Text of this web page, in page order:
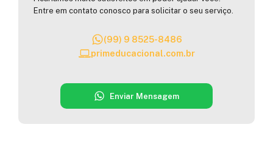
Entre em contato conosco para solicitar o seu serviço.
(99) 9 8525-8486
primeducacional.com.br
Enviar Mensagem